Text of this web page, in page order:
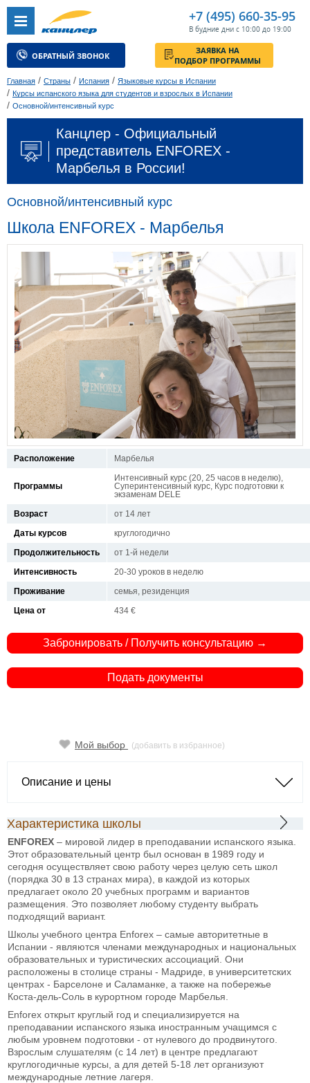
+7 (495) 660-35-95
В будние дни с 10:00 до 19:00
ОБРАТНЫЙ ЗВОНОК
ЗАЯВКА НА
ПОДБОР ПРОГРАММЫ
Главная / Страны / Испания / Языковые курсы в Испании
/ Курсы испанского языка для студентов и взрослых в Испании
/ Основной/интенсивный курс
Канцлер - Официальный
представитель ENFOREX -
Марбелья в России!
Основной/интенсивный курс
Школа ENFOREX - Марбелья
Расположение Марбелья
Программы
Интенсивный курс (20, 25 часов в неделю),
Суперинтенсивный курс, Курс подготовки к
экзаменам DELE
Возраст
от 14 лет
Даты курсов
круглогодично
Продолжительность
от 1-й недели
Интенсивность
20-30 уроков в неделю
Проживание
семья, резиденция
Цена от
434 €
Забронировать / Получить консультацию →
Подать документы
Мой выбор (добавить в избранное)
Описание и цены
Характеристика школы
ENFOREX – мировой лидер в преподавании испанского языка.
Этот образовательный центр был основан в 1989 году и
сегодня осуществляет свою работу через целую сеть школ
(порядка 30 в 13 странах мира), в каждой из которых
предлагает около 20 учебных программ и вариантов
размещения. Это позволяет любому студенту выбрать
подходящий вариант.
Школы учебного центра Enforex – самые авторитетные в
Испании - являются членами международных и национальных
образовательных и туристических ассоциаций. Они
расположены в столице страны - Мадриде, в университетских
центрах - Барселоне и Саламанке, а также на побережье
Коста-дель-Соль в курортном городе Марбелья.
Enforex открыт круглый год и специализируется на
преподавании испанского языка иностранным учащимся с
любым уровнем подготовки - от нулевого до продвинутого.
Взрослым слушателям (с 14 лет) в центре предлагают
круглогодичные курсы, а для детей 5-18 лет организуют
международные летние лагеря.